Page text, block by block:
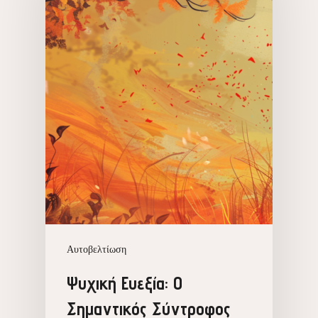
Αυτοβελτίωση
Ψυχική Ευεξία: Ο
Σημαντικός Σύντροφος